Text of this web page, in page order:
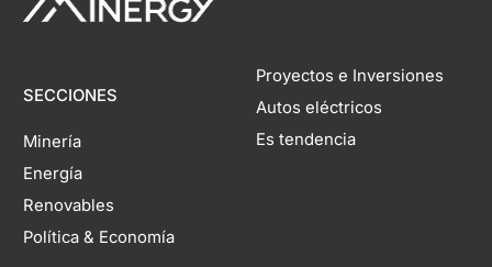
SECCIONES
Minería
Energía
Renovables
Política & Economía
Proyectos e Inversiones
Autos eléctricos
Es tendencia